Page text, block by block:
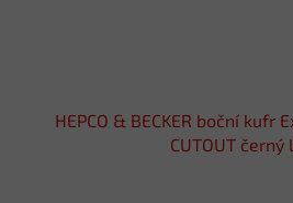
HEPCO & BECKER boční kufr
CUTOUT černý